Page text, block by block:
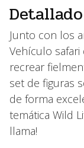
Detallado
Junto con los
Vehículo
recrear
set de figuras
de forma
temática Wild
llama!